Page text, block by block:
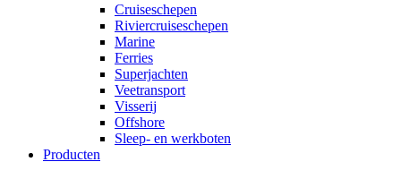
Cruiseschepen
Riviercruiseschepen
Marine
Ferries
Superjachten
Veetransport
Visserij
Offshore
Sleep- en werkboten
Producten